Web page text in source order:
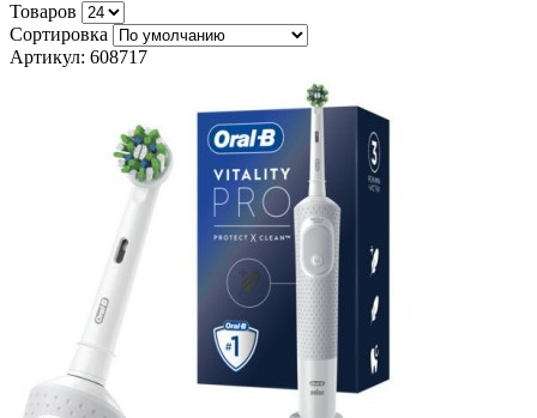
Товаров
Сортировка
Артикул: 608717